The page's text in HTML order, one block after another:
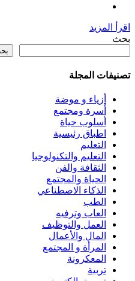
اقرأ المزيد
بحث
تصنيفات المجلة
أزياء و موضة
أسرة ومجتمع
أسلوب حياة
اطباق رئيسية
التعليم
التعليم والتكنولوجيا
الثقافة والفن
الحياة والمجتمع
الذكاء الاصطناعي
الطب
العاب وترفيه
العمل والتوظيف
المال والأعمال
المرأة و المجتمع
المعكرونة
تربية